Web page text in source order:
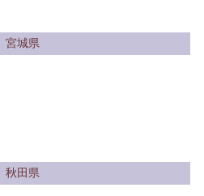
宮城県
秋田県